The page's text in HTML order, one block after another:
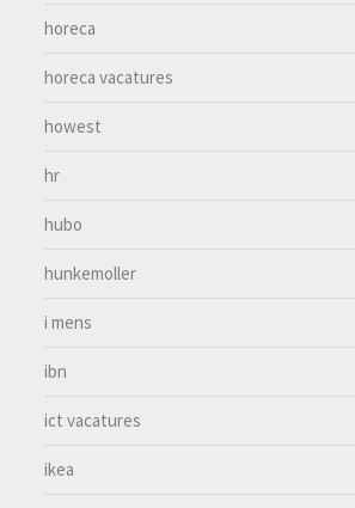
horeca
horeca vacatures
howest
hr
hubo
hunkemoller
i mens
ibn
ict vacatures
ikea